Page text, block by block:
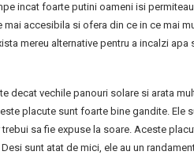
incat foarte putini oameni isi
mai accesibila si ofera din ce in ce mai
mereu alternative pentru a incalzi
decat vechile panouri solare si arata
placute sunt foarte bine gandite. Ele
sa fie expuse la soare. Aceste
sunt atat de mici, ele au un